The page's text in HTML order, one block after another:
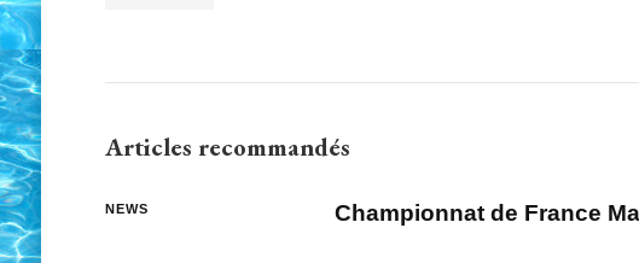
Articles recommandés
NEWS Championnat de France